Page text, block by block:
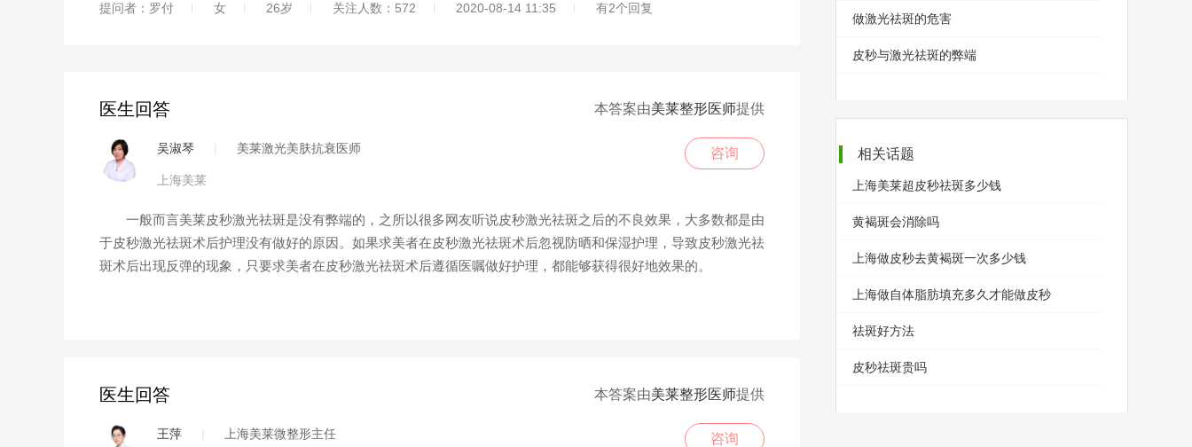
提问者：罗付 女 26岁 关注人数：572 2020-08-14 11:35 有2个回复
医生回答 本答案由美莱整形医师提供
吴淑琴 美莱激光美肤抗衰医师
上海美莱
咨询
一般而言美莱皮秒激光祛斑是没有弊端的，之所以很多网友听说皮秒激光祛斑之后的不良效果，大多数都是由
于皮秒激光祛斑术后护理没有做好的原因。如果求美者在皮秒激光祛斑术后忽视防晒和保湿护理，导致皮秒激光祛
斑术后出现反弹的现象，只要求美者在皮秒激光祛斑术后遵循医嘱做好护理，都能够获得很好地效果的。
医生回答 本答案由美莱整形医师提供
王萍 上海美莱微整形主任 咨询
做激光祛斑的危害
皮秒与激光祛斑的弊端
相关话题
上海美莱超皮秒祛斑多少钱
黄褐斑会消除吗
上海做皮秒去黄褐斑一次多少钱
上海做自体脂肪填充多久才能做皮秒
祛斑好方法
皮秒祛斑贵吗